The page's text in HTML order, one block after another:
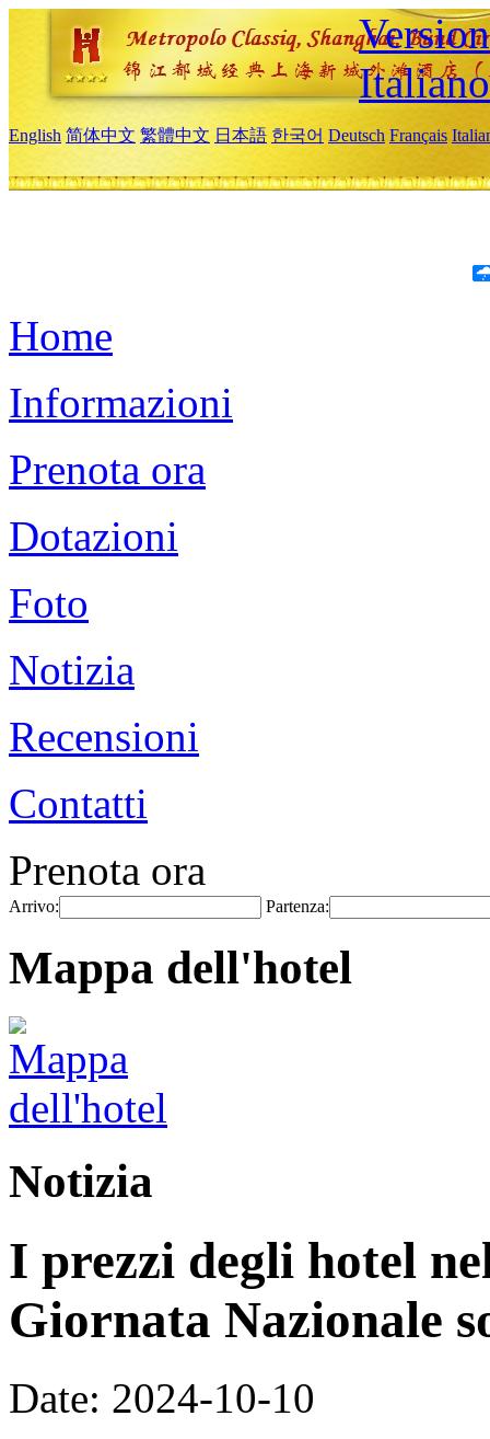
Italiano
English 简体中文 繁體中文 日本語 한국어 Deutsch Français
Home
Informazioni
Prenota ora
Dotazioni
Foto
Notizia
Recensioni
Contatti
Prenota ora
Arrivo: Partenza:
Mappa dell'hotel
Notizia
I prezzi degli hotel
Giornata Nazionale
Date: 2024-10-10